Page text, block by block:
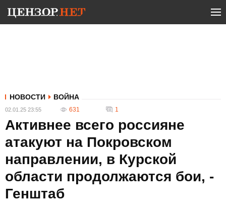
НОВОСТИ ВОЙНА
02.01.25 23:55 631 1
Активнее всего россияне
атакуют на Покровском
направлении, в Курской
области продолжаются бои, -
Генштаб